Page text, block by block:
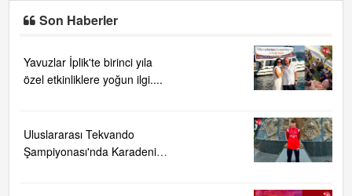
Son Haberler
Yavuzlar İplik'te birinci yıla
özel etkinliklere yoğun ilgi....
Uluslararası Tekvando
Şampiyonası'nda Karadeniz